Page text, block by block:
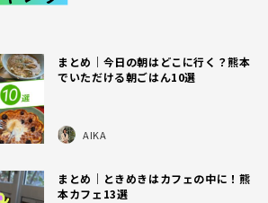
まとめ｜今日の朝はどこに行く？熊本
でいただける朝ごはん10選
AIKA
まとめ｜ときめきはカフェの中に！熊
本カフェ13選